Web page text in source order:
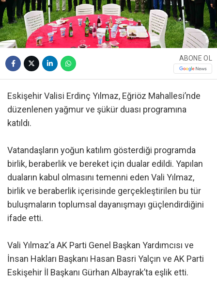
ABONE OL
Eskişehir Valisi Erdinç Yılmaz, Eğriöz Mahallesi’nde
düzenlenen yağmur ve şükür duası programına
katıldı.
Vatandaşların yoğun katılım gösterdiği programda
birlik, beraberlik ve bereket için dualar edildi. Yapılan
duaların kabul olmasını temenni eden Vali Yılmaz,
birlik ve beraberlik içerisinde gerçekleştirilen bu tür
buluşmaların toplumsal dayanışmayı güçlendirdiğini
ifade etti.
Vali Yılmaz’a AK Parti Genel Başkan Yardımcısı ve
İnsan Hakları Başkanı Hasan Basri Yalçın ve AK Parti
Eskişehir İl Başkanı Gürhan Albayrak’ta eşlik etti.